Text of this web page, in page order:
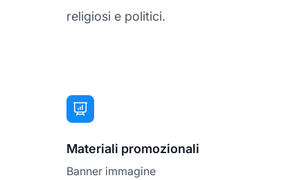
religiosi e politici.
Materiali promozionali
Banner immagine